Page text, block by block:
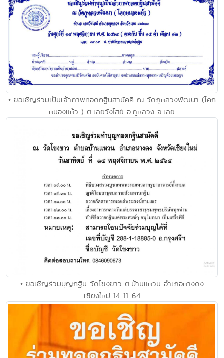
• ขอเชิญร่วมเป็นเจ้าภาพทอดกฐินสามัคคี ณ วัดภูหลวงพัฒนา (โคก
หนองแห้ว ) ต.เลยวังไสย์ อ.ภูหลวง จ.เลย
• ขอเชิญร่วมบุญกฐิน วัดโขงขาว ต.บ้านแหวน อำเภอหางดง
เชียงใหม่ 14-11-64